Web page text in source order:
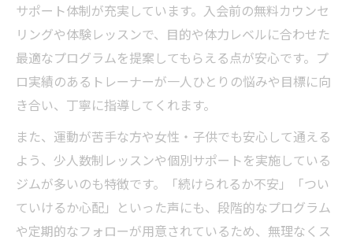
サポート体制が充実しています。入会前の無料カウンセ
リングや体験レッスンで、目的や体力レベルに合わせた
最適なプログラムを提案してもらえる点が安心です。プ
ロ実績のあるトレーナーが一人ひとりの悩みや目標に向
き合い、丁寧に指導してくれます。
また、運動が苦手な方や女性・子供でも安心して通える
よう、少人数制レッスンや個別サポートを実施している
ジムが多いのも特徴です。「続けられるか不安」「つい
ていけるか心配」といった声にも、段階的なプログラム
や定期的なフォローが用意されているため、無理なくス